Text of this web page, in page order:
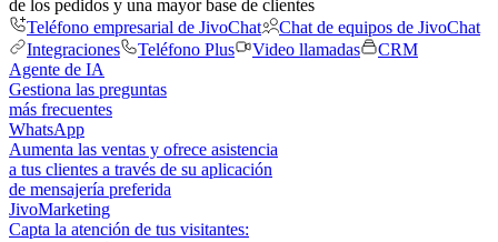
de los pedidos y una mayor base de clientes
Teléfono empresarial de JivoChat
Chat de equipos de JivoChat
Integraciones
Teléfono Plus Video llamadas
CRM
Agente de IA
Gestiona las preguntas
más frecuentes
WhatsApp
Aumenta las ventas y ofrece asistencia
a tus clientes a través de su aplicación
de mensajería preferida
JivoMarketing
Capta la atención de tus visitantes: